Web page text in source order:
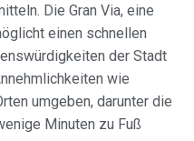
Die Gran Via, eine
einen schnellen
der Stadt
wie
umgeben, darunter die
Minuten zu Fuß
Cookies, um
akzeptieren Sie deren
Möglichkeit, seinen
Wunsch zu verhindern,
wird, obwohl er
beim
kann.